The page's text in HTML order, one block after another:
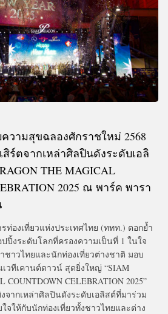
วามสุขฉลองศักราชใหม่ 2568
ร์ตจากเหล่าศิลปินดังระดับเอลิ
THE MAGICAL
2025 ณ พาร์ค พารา
ท่องเที่ยวแห่งประเทศไทย (ททท.) ตอกย้ำ
ปิ้งระดับโลกที่ครองความเป็นที่ 1 ในใจ
ชาวไทยและนักท่องเที่ยวต่างชาติ มอบ
วทีเคานต์ดาวน์ สุดยิ่งใหญ่ “SIAM
COUNTDOWN CELEBRATION 2025”
จากเหล่าศิลปินดังระดับเอลิสต์ที่มาร่วม
ให้กับนักท่องเที่ยวทั้งชาวไทยและต่าง